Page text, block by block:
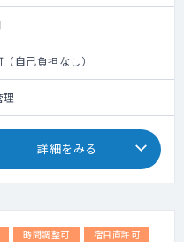
自己負担なし）
理
詳細をみる
時間調整可 宿日直許可